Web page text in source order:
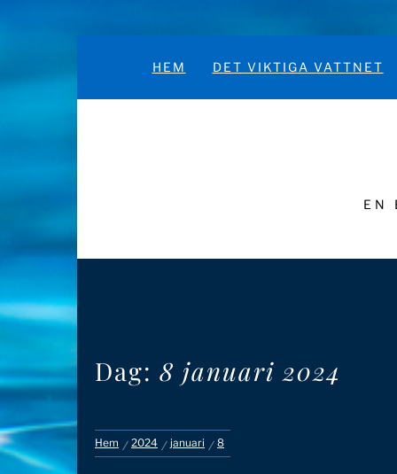
HEM DET VIKTIGA VATTNET
EN
Dag: 8 januari 2024
Hem 2024 januari 8